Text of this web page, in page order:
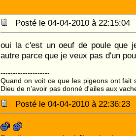
Posté le 04-04-2010 à
oui la c'est un oeuf de poule que
autre parce que je veux pas d'un
--------------------
Quand on voit ce que les pigeons ont fait
Dieu de n'avoir pas donné d'ailes aux
Posté le 04-04-2010 à